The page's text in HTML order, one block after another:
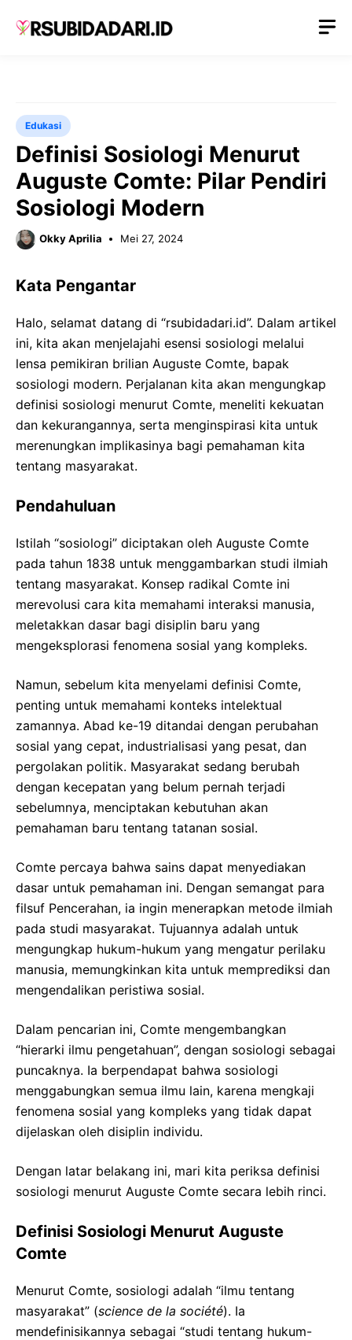
Edukasi
Definisi Sosiologi Menurut
Auguste Comte: Pilar Pendiri
Sosiologi Modern
Okky Aprilia Mei 27, 2024
Kata Pengantar
Halo, selamat datang di “rsubidadari.id”. Dalam artikel
ini, kita akan menjelajahi esensi sosiologi melalui
lensa pemikiran brilian Auguste Comte, bapak
sosiologi modern. Perjalanan kita akan mengungkap
definisi sosiologi menurut Comte, meneliti kekuatan
dan kekurangannya, serta menginspirasi kita untuk
merenungkan implikasinya bagi pemahaman kita
tentang masyarakat.
Pendahuluan
Istilah “sosiologi” diciptakan oleh Auguste Comte
pada tahun 1838 untuk menggambarkan studi ilmiah
tentang masyarakat. Konsep radikal Comte ini
merevolusi cara kita memahami interaksi manusia,
meletakkan dasar bagi disiplin baru yang
mengeksplorasi fenomena sosial yang kompleks.
Namun, sebelum kita menyelami definisi Comte,
penting untuk memahami konteks intelektual
zamannya. Abad ke-19 ditandai dengan perubahan
sosial yang cepat, industrialisasi yang pesat, dan
pergolakan politik. Masyarakat sedang berubah
dengan kecepatan yang belum pernah terjadi
sebelumnya, menciptakan kebutuhan akan
pemahaman baru tentang tatanan sosial.
Comte percaya bahwa sains dapat menyediakan
dasar untuk pemahaman ini. Dengan semangat para
filsuf Pencerahan, ia ingin menerapkan metode ilmiah
pada studi masyarakat. Tujuannya adalah untuk
mengungkap hukum-hukum yang mengatur perilaku
manusia, memungkinkan kita untuk memprediksi dan
mengendalikan peristiwa sosial.
Dalam pencarian ini, Comte mengembangkan
“hierarki ilmu pengetahuan”, dengan sosiologi sebagai
puncaknya. Ia berpendapat bahwa sosiologi
menggabungkan semua ilmu lain, karena mengkaji
fenomena sosial yang kompleks yang tidak dapat
dijelaskan oleh disiplin individu.
Dengan latar belakang ini, mari kita periksa definisi
sosiologi menurut Auguste Comte secara lebih rinci.
Definisi Sosiologi Menurut Auguste
Comte
Menurut Comte, sosiologi adalah “ilmu tentang
masyarakat” (science de la société). Ia
mendefinisikannya sebagai “studi tentang hukum-